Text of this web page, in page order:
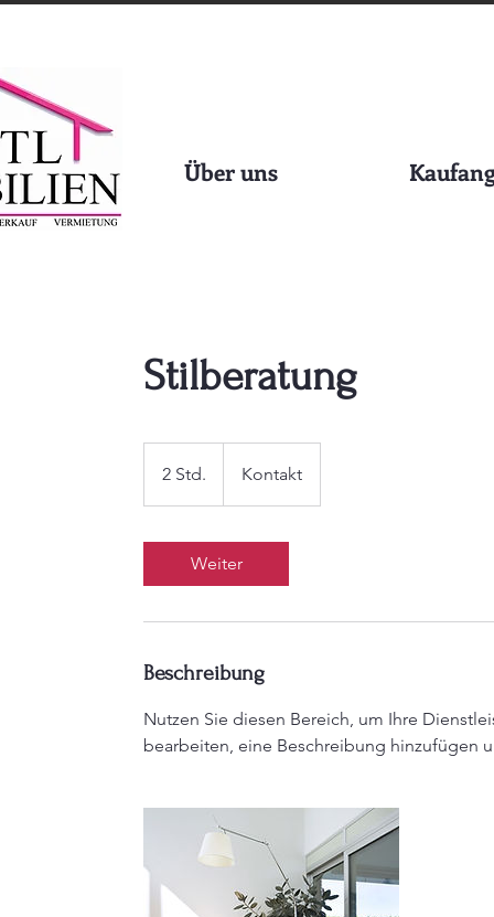
Über uns
Stilberatung
2 Std.
S
d
Kontakt
Weiter
Beschreibung
Nutzen Sie diesen Bereich, um Ihre
bearbeiten, eine Beschreibung hinzufügen